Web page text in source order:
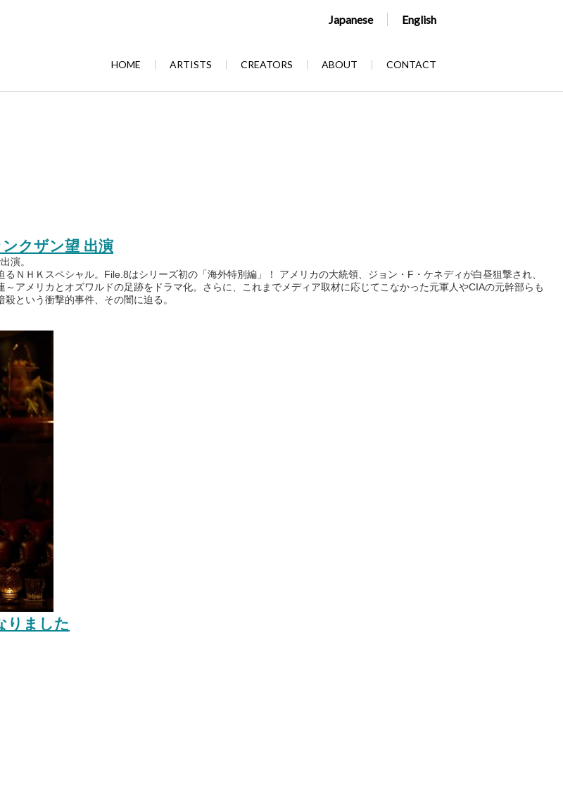
Japanese English
HOME ARTISTS CREATORS ABOUT CONTACT
クザン望 出演
演。
ＮＨＫスペシャル。File.8はシリーズ初の「海外特別編」！ アメリカの大統領、ジョン・F・ケネディが白昼狙撃され、
アメリカとオズワルドの足跡をドラマ化。さらに、これまでメディア取材に応じてこなかった元軍人やCIAの元幹部らも
という衝撃的事件、その闇に迫る。
りました